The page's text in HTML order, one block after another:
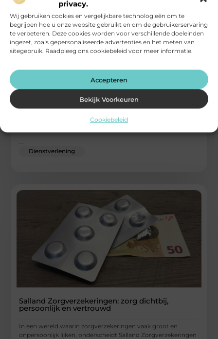
privacy.
Wij gebruiken cookies en vergelijkbare technologieën om te
begrijpen hoe u onze website gebruikt en om de gebruikerservaring
te verbeteren. Deze cookies worden voor verschillende doeleinden
ingezet, zoals gepersonaliseerde advertenties en het meten van
sitegebruik. Raadpleeg ons cookiebeleid voor meer informatie.
Accepteren
Bekijk Voorkeuren
Cookiebeleid
Samen afscheid vormgeven in de regio
Wat past bij jullie wensen Een afscheid organiseren begint
met luisteren. Wat vertelt het levensverhaal, welke muziek
Dienstverlening
Salland Zorgverzekeringen: zorg dichtbij,
persoonlijk en vertrouwd
In een wereld waarin zorgverzekeringen vaak groot en
onpersoonlijk lijken, onderscheidt Salland Zorgverzekeringen